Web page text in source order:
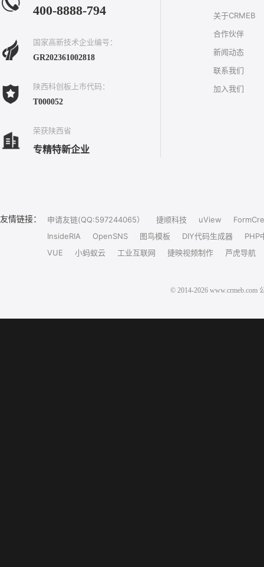
400-8888-794
国家高新技术企业编号：
GR202361002818
陕西科创板上市代码：
T000052
荣获陕西省
专精特新企业
关于CRMEB
合作伙伴
新闻动态
联系我们
加入我们
友情链接： 申请友链(QQ:597244065） 捷顺科技 uView
InsideRIA
OpenSNS 图鸟模板 DIY代码生成器
PHP
VUE
小蚂蚁云 工业互联网 捷映视频制作 芦虎导航
© 2014-2026